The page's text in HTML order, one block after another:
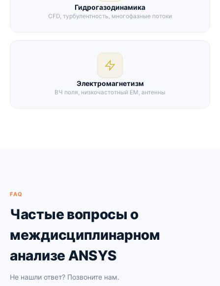
Гидрогазодинамика
CFD, турбулентность, многофазные потоки
Электромагнетизм
ВЧ поля, низкочастотный EM, антенны
FAQ
Частые вопросы о
междисциплинарном
анализе ANSYS
Не нашли ответ? Позвоните нам.